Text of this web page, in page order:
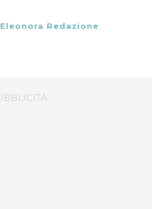
Eleonora Redazione